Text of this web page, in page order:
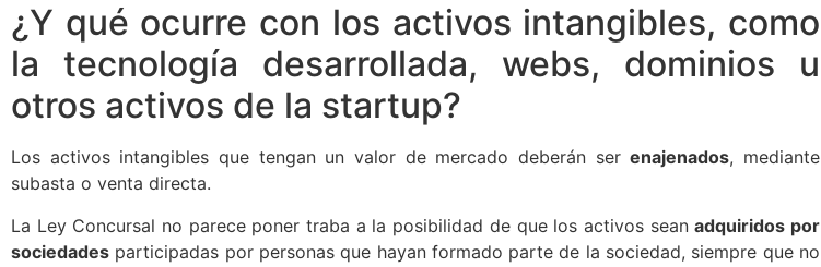
¿Y qué ocurre con los activos intangibles, como
la tecnología desarrollada, webs, dominios u
otros activos de la startup?
Los activos intangibles que tengan un valor de mercado deberán serenajenados, mediante
subasta o venta directa.
La Ley Concursal no parece poner traba a la posibilidad de que los activos seanadquiridos por
sociedades participadas por personas que hayan formado parte de la sociedad, siempre que no